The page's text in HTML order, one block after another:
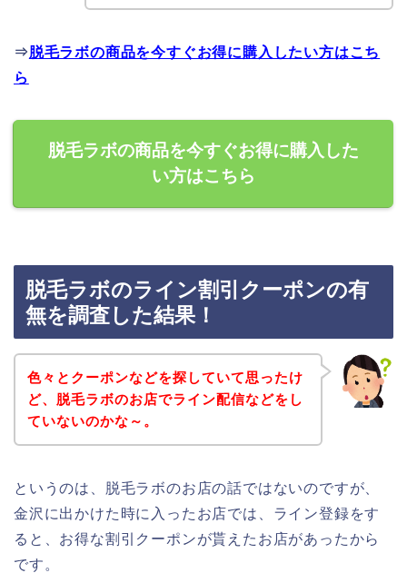
⇒脱毛ラボの商品を今すぐお得に購入したい方はこち
ら
脱毛ラボの商品を今すぐお得に購入した
い方はこちら
脱毛ラボのライン割引クーポンの有
無を調査した結果！
色々とクーポンなどを探していて思ったけ
ど、脱毛ラボのお店でライン配信などをし
ていないのかな～。
というのは、脱毛ラボのお店の話ではないのですが、
金沢に出かけた時に入ったお店では、ライン登録をす
ると、お得な割引クーポンが貰えたお店があったから
です。